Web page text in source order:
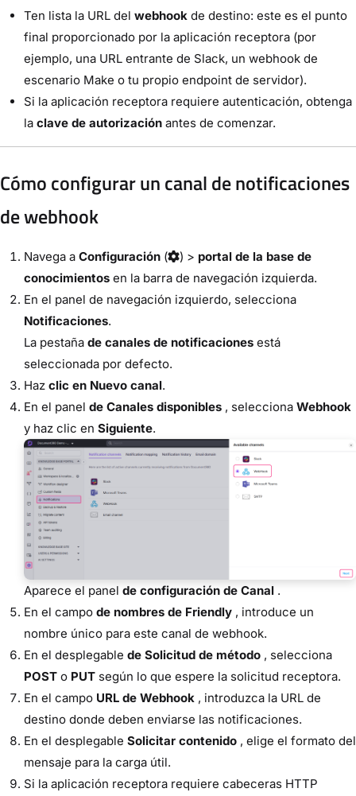
Ten lista la URL del webhook de destino: este es el punto
final proporcionado por la aplicación receptora (por
ejemplo, una URL entrante de Slack, un webhook de
escenario Make o tu propio endpoint de servidor).
Si la aplicación receptora requiere autenticación, obtenga
la clave de autorización antes de comenzar.
Cómo configurar un canal de notificaciones
de webhook
Navega a Configuración ( ) > portal de la base de
conocimientos en la barra de navegación izquierda.
En el panel de navegación izquierdo, selecciona
Notificaciones.
La pestaña de canales de notificaciones está
seleccionada por defecto.
Haz clic en Nuevo canal.
En el panel de Canales disponibles , selecciona Webhook
y haz clic en Siguiente.
Aparece el panel de configuración de Canal .
En el campo de nombres de Friendly , introduce un
nombre único para este canal de webhook.
En el desplegable de Solicitud de método , selecciona
POST o PUT según lo que espere la solicitud receptora.
En el campo URL de Webhook , introduzca la URL de
destino donde deben enviarse las notificaciones.
En el desplegable Solicitar contenido , elige el formato del
mensaje para la carga útil.
Si la aplicación receptora requiere cabeceras HTTP